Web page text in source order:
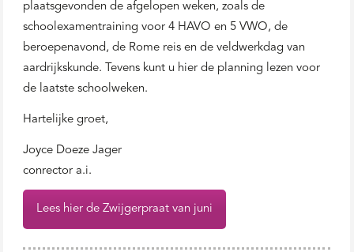
plaatsgevonden de afgelopen weken, zoals de
schoolexamentraining voor 4 HAVO en 5 VWO, de
beroepenavond, de Rome reis en de veldwerkdag van
aardrijkskunde. Tevens kunt u hier de planning lezen voor
de laatste schoolweken.
Hartelijke groet,
Joyce Doeze Jager
conrector a.i.
Lees hier de Zwijgerpraat van juni